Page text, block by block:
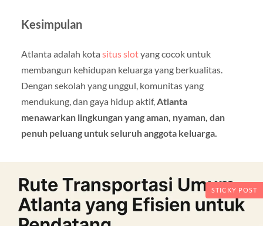
Kesimpulan
Atlanta adalah kota situs slotyang cocok untuk
membangun kehidupan keluarga yang berkualitas.
Dengan sekolah yang unggul, komunitas yang
mendukung, dan gaya hidup aktif,Atlanta
menawarkan lingkungan yang aman, nyaman, dan
penuh peluang untuk seluruh anggota keluarga.
STICKY POST